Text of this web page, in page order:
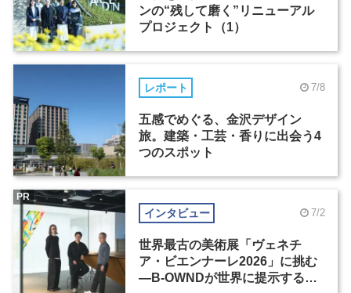
ンの“残して磨く”リニューアル
プロジェクト（1）
レポート 7/8
五感でめぐる、金沢デザイン
旅。建築・工芸・香りに出会う4
つのスポット
インタビュー 7/2
世界最古の美術展「ヴェネチ
ア・ビエンナーレ2026」に挑む
―B-OWNDが世界に提示する美
PR